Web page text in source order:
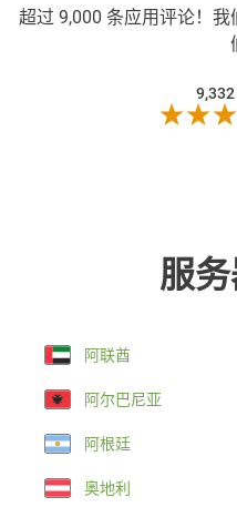
超过 9,000 条应用评论！
9,332
服
阿联酋
阿尔巴尼亚
阿根廷
奥地利